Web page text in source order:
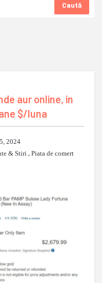
Caută
aur online, in
$/luna
2024
& Stiri, Piata de comert